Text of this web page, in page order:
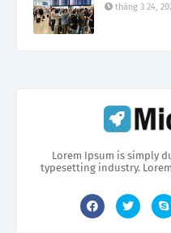
tháng 3 24,
Lorem Ipsum is simply
typesetting industry.